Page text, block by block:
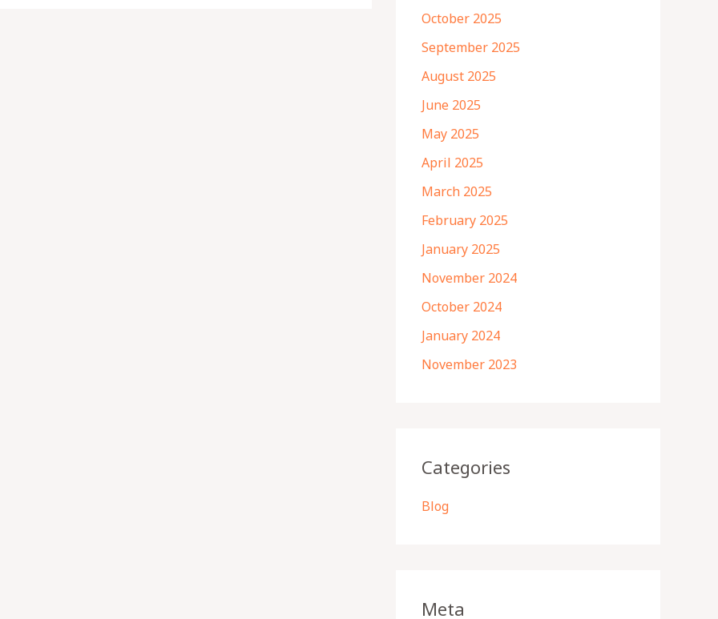
October 2025
September 2025
August 2025
June 2025
May 2025
April 2025
March 2025
February 2025
January 2025
November 2024
October 2024
January 2024
November 2023
Categories
Blog
Meta